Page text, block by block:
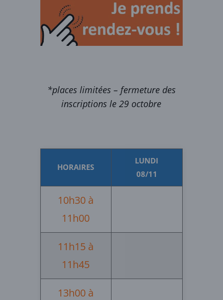
*places limitées – fermeture des
inscriptions le 29 octobre
HORAIRES
LUNDI
08/11
10h30 à
11h00
11h15 à
11h45
13h00 à